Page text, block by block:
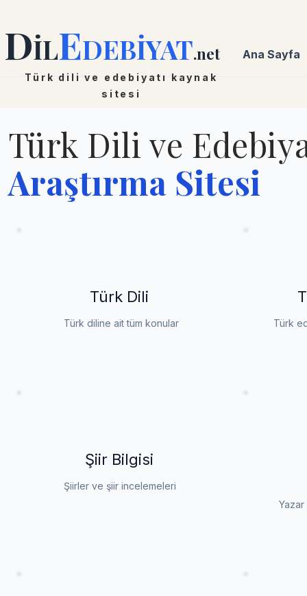
DİLEDEBİYAT.net Ana Sayfa
Türk dili ve edebiyatı kaynak
sitesi
Türk Dili ve
Araştırma Sitesi
Türk Dili
Türk diline ait tüm konular Türk
Şiir Bilgisi
Şiirler ve şiir incelemeleri